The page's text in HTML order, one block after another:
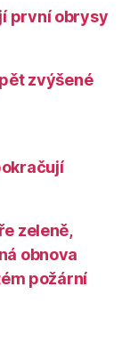
první obrysy
zvýšené
zeleně,
obnova
požární